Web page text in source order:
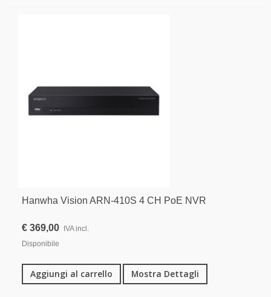
Hanwha Vision ARN-410S 4 CH PoE NVR
€ 369,00
IVA incl.
Disponibile
Aggiungi al carrello Mostra Dettagli